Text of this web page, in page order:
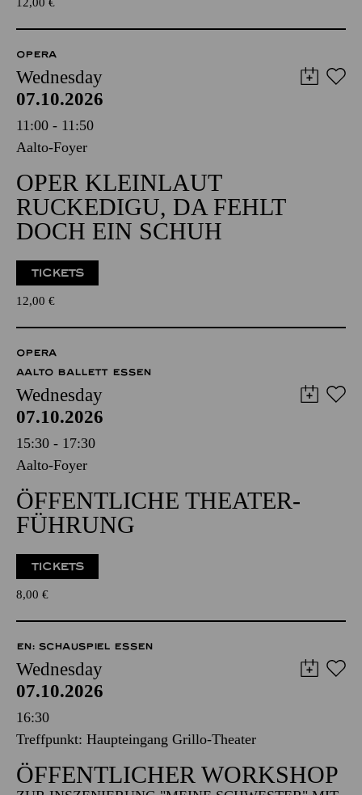
OPERA
Wednesday
07.10.2026
11:00 - 11:50
Aalto-Foyer
OPER KLEINLAUT
RUCKEDIGU, DA FEHLT
DOCH EIN SCHUH
TICKETS
12,00 €
OPERA
AALTO BALLETT ESSEN
Wednesday
07.10.2026
15:30 - 17:30
Aalto-Foyer
ÖFFENTLICHE THEATER­
FÜHRUNG
TICKETS
8,00 €
EN: SCHAUSPIEL ESSEN
Wednesday
07.10.2026
16:30
Treffpunkt: Haupteingang Grillo-Theater
ÖFFENTLICHER WORKSHOP